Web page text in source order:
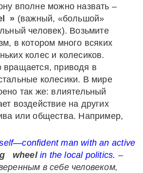
вполне можно назвать –
» (важный, «большой»
человек). Возьмите
в котором много всяких
колес и колесиков.
вращается, приводя в
колесики. В мире
так же: влиятельный
воздействие на других
или общества. Например,
—confident man with an active
wheel in the local politics. –
в себе человеком,